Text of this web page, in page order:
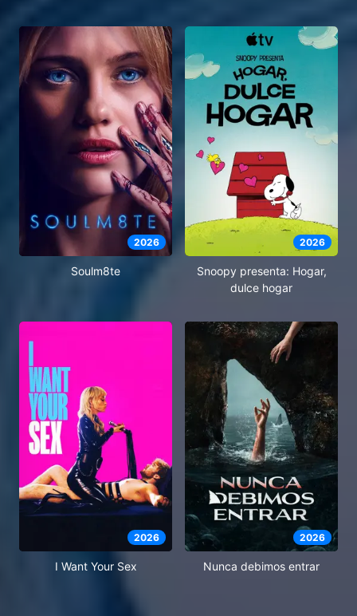
2026
Soulm8te
2026
Snoopy presenta: Hogar,
dulce hogar
2026
I Want Your Sex
2026
Nunca debimos entrar